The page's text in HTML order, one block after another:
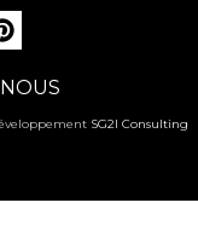
SG2I Consulting